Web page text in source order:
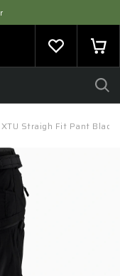
XTU Straigh Fit Pant Black